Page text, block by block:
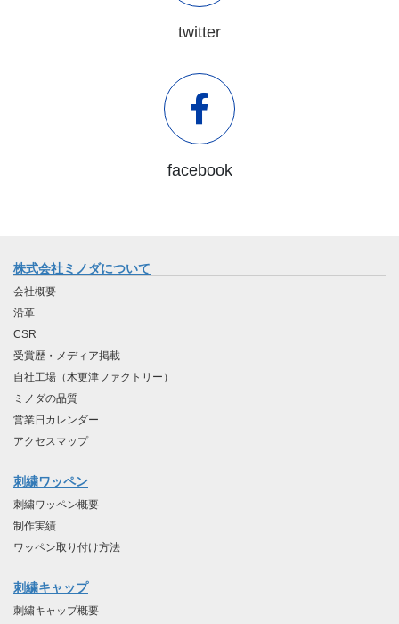
twitter
facebook
株式会社ミノダについて
会社概要
沿革
CSR
受賞歴・メディア掲載
自社工場（木更津ファクトリー）
ミノダの品質
営業日カレンダー
アクセスマップ
刺繍ワッペン
刺繍ワッペン概要
制作実績
ワッペン取り付け方法
刺繍キャップ
刺繍キャップ概要